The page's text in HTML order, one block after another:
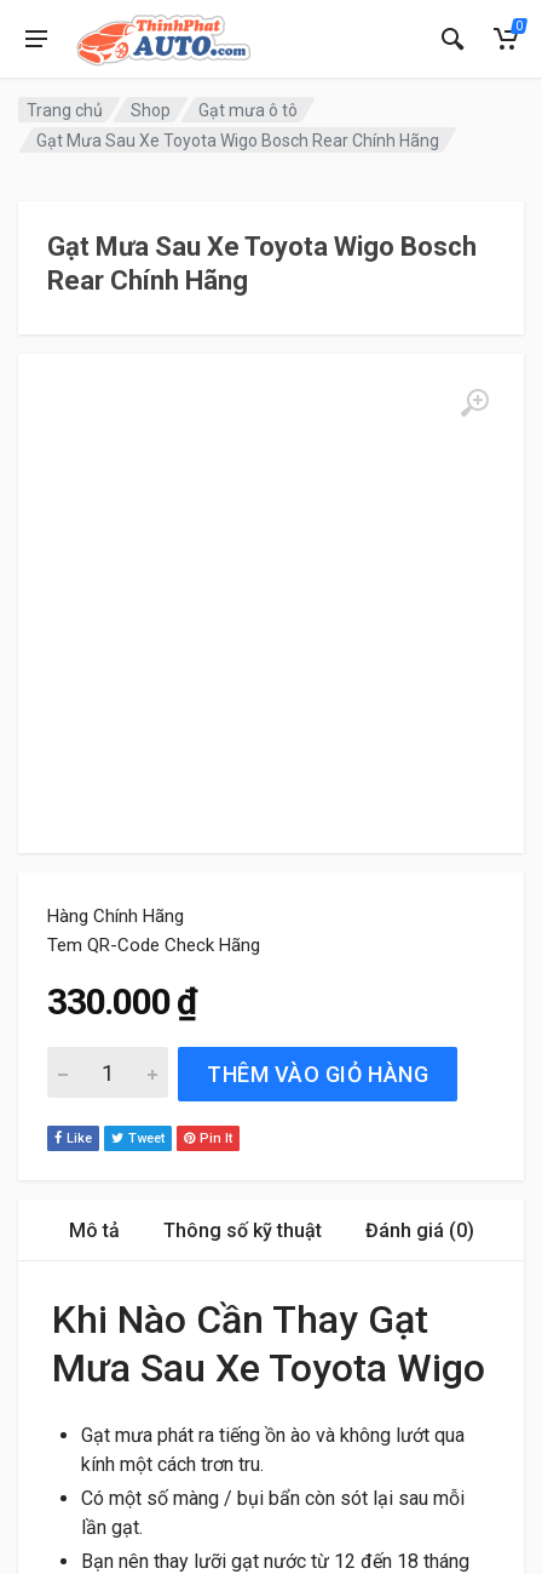
0
Trang chủ Shop
Gạt mưa ô tô
Gạt Mưa Sau Xe Toyota Wigo Bosch Rear Chính Hãng
Gạt Mưa Sau Xe Toyota Wigo Bosch
Rear Chính Hãng
Hàng Chính Hãng
Tem QR-Code Check Hãng
330.000₫
Gạt Mưa Sau Xe Toyota Wigo Bosch Rear Chính Hãng
THÊM VÀO GIỎ HÀNG
Like Tweet Pin It
Mô tả Thông số kỹ thuật Đánh giá (0)
Khi Nào Cần Thay Gạt
Mưa Sau Xe Toyota Wigo
Gạt mưa phát ra tiếng ồn ào và không lướt qua
kính một cách trơn tru.
Có một số màng / bụi bẩn còn sót lại sau mỗi
lần gạt.
Bạn nên thay lưỡi gạt nước từ 12 đến 18 tháng